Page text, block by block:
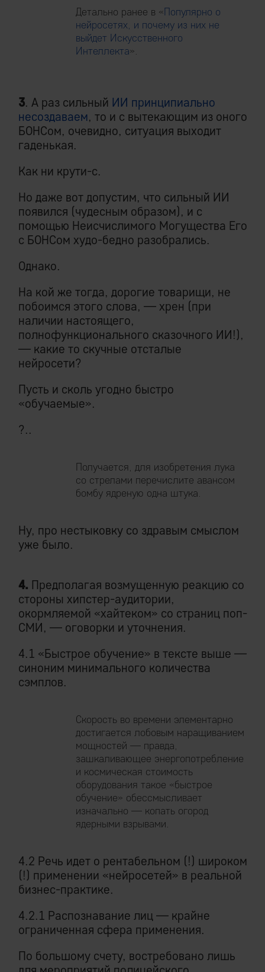
Детально ранее в «Популярно о
нейросетях, и почему из них не
выйдет Искусственного
Интеллекта».
3. А раз сильный ИИ принципиально
несоздаваем, то и с вытекающим из оного
БОНСом, очевидно, ситуация выходит
гаденькая.
Как ни крути-с.
Но даже вот допустим, что сильный ИИ
появился (чудесным образом), и с
помощью Неисчислимого Могущества Его
с БОНСом худо-бедно разобрались.
Однако.
На кой же тогда, дорогие товарищи, не
побоимся этого слова, — хрен (при
наличии настоящего,
полнофункционального сказочного ИИ!),
— какие то скучные отсталые
нейросети?
Пусть и сколь угодно быстро
«обучаемые».
?..
Получается, для изобретения лука
со стрелами перечислите авансом
бомбу ядреную одна штука.
Ну, про нестыковку со здравым смыслом
уже было.
4. Предполагая возмущенную реакцию со
стороны хипстер-аудитории,
окормляемой «хайтеком» со страниц поп-
СМИ, — оговорки и уточнения.
4.1 «Быстрое обучение» в тексте выше —
синоним минимального количества
сэмплов.
Скорость во времени элементарно
достигается лобовым наращиванием
мощностей — правда,
зашкаливающее энергопотребление
и космическая стоимость
оборудования такое «быстрое
обучение» обессмысливает
изначально — копать огород
ядерными взрывами.
4.2 Речь идет о рентабельном (!) широком
(!) применении «нейросетей» в реальной
бизнес-практике.
4.2.1 Распознавание лиц — крайне
ограниченная сфера применения.
По большому счету, востребовано лишь